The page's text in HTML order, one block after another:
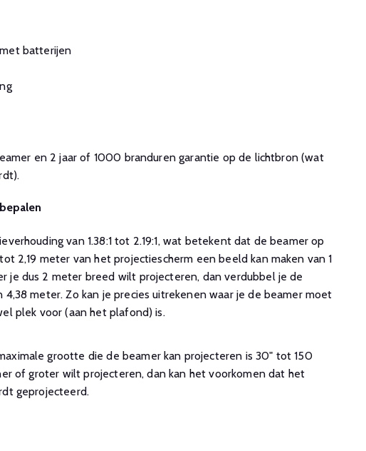
batterijen
en 2 jaar of 1000 branduren garantie op de lichtbron (wat
2,19 meter van het projectiescherm een beeld kan maken van 1
je dus 2 meter breed wilt projecteren, dan verdubbel je de
meter. Zo kan je precies uitrekenen waar je de beamer moet
plek voor (aan het plafond) is.
grootte die de beamer kan projecteren is 30" tot 150
of groter wilt projecteren, dan kan het voorkomen dat het
geprojecteerd.